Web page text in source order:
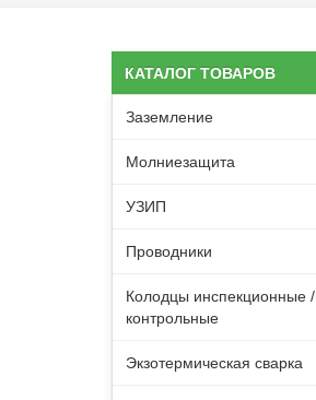
КАТАЛОГ ТОВАРОВ
Заземление
Молниезащита
УЗИП
Проводники
Колодцы инспекционные /
контрольные
Экзотермическая сварка